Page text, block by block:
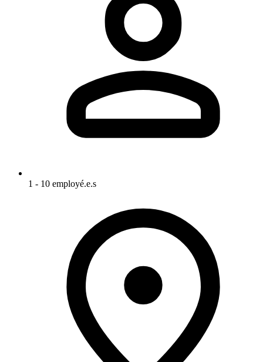
1 - 10 employé.e.s